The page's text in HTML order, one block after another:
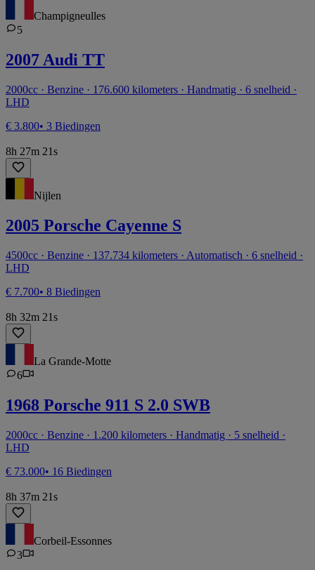
Champigneulles
5
2007 Audi TT
2000cc · Benzine · 176.600 kilometers · Handmatig · 6 snelheid ·
LHD
€ 3.800• 3 Biedingen
8h 27m 21s
Nijlen
2005 Porsche Cayenne S
4500cc · Benzine · 137.734 kilometers · Automatisch · 6 snelheid ·
LHD
€ 7.700• 8 Biedingen
8h 32m 21s
La Grande-Motte
6
1968 Porsche 911 S 2.0 SWB
2000cc · Benzine · 1.200 kilometers · Handmatig · 5 snelheid ·
LHD
€ 73.000• 16 Biedingen
8h 37m 21s
Corbeil-Essonnes
3